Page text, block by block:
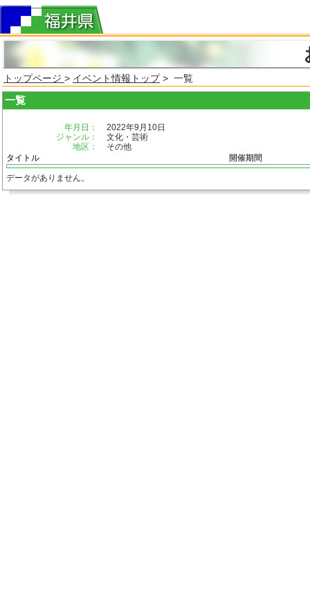
トップページ > イベント情報トップ> 一覧
一覧
年月日：
2022年9月10日
ジャンル：
文化・芸術
地区：
その他
タイトル
開催期間
データがありません。